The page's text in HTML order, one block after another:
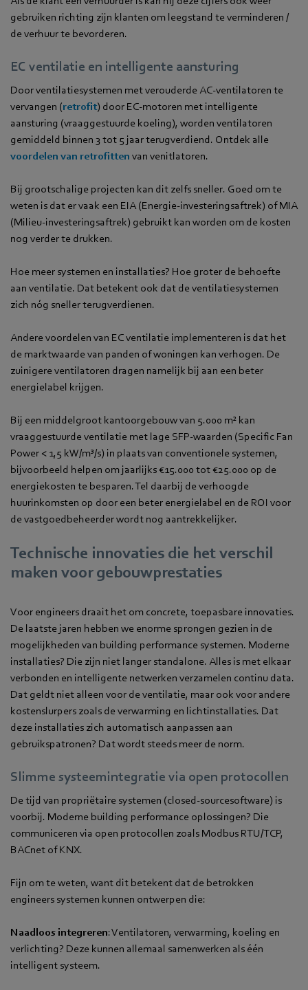
gebruiken richting zijn klanten om leegstand te verminderen /
de verhuur te bevorderen.
EC ventilatie en intelligente aansturing
Door ventilatiesystemen met verouderde AC-ventilatoren te
vervangen (retrofit) door EC-motoren met intelligente
aansturing (vraaggestuurde koeling), worden ventilatoren
gemiddeld binnen 3 tot 5 jaar terugverdiend. Ontdek alle
voordelen van retrofitten van venitlatoren.
Bij grootschalige projecten kan dit zelfs sneller. Goed om te
weten is dat er vaak een EIA (Energie-investeringsaftrek) of MIA
(Milieu-investeringsaftrek) gebruikt kan worden om de kosten
nog verder te drukken.
Hoe meer systemen en installaties? Hoe groter de behoefte
aan ventilatie. Dat betekent ook dat de ventilatiesystemen
zich nóg sneller terugverdienen.
Andere voordelen van EC ventilatie implementeren is dat het
de marktwaarde van panden of woningen kan verhogen. De
zuinigere ventilatoren dragen namelijk bij aan een beter
energielabel krijgen.
Bij een middelgroot kantoorgebouw van 5.000 m² kan
vraaggestuurde ventilatie met lage SFP-waarden (Specific Fan
Power < 1,5 kW/m³/s) in plaats van conventionele systemen,
bijvoorbeeld helpen om jaarlijks €15.000 tot €25.000 op de
energiekosten te besparen. Tel daarbij de verhoogde
huurinkomsten op door een beter energielabel en de ROI voor
de vastgoedbeheerder wordt nog aantrekkelijker.
Technische innovaties die het verschil
maken voor gebouwprestaties
Voor engineers draait het om concrete, toepasbare innovaties.
De laatste jaren hebben we enorme sprongen gezien in de
mogelijkheden van building performance systemen. Moderne
installaties? Die zijn niet langer standalone. Alles is met elkaar
verbonden en intelligente netwerken verzamelen continu data.
Dat geldt niet alleen voor de ventilatie, maar ook voor andere
kostenslurpers zoals de verwarming en lichtinstallaties. Dat
deze installaties zich automatisch aanpassen aan
gebruikspatronen? Dat wordt steeds meer de norm.
Slimme systeemintegratie via open protocollen
De tijd van propriëtaire systemen (closed-sourcesoftware) is
voorbij. Moderne building performance oplossingen? Die
communiceren via open protocollen zoals Modbus RTU/TCP,
BACnet of KNX.
Fijn om te weten, want dit betekent dat de betrokken
engineers systemen kunnen ontwerpen die:
Naadloos integreren: Ventilatoren, verwarming, koeling en
verlichting? Deze kunnen allemaal samenwerken als één
intelligent systeem.